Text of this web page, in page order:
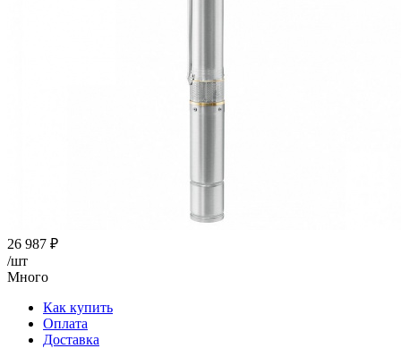
26 987 ₽
/шт
Много
Как купить
Оплата
Доставка